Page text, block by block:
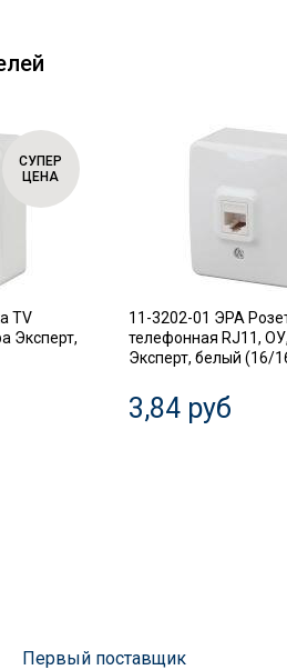
СУПЕР
ЦЕНА
TV
Эксперт,
11-3202-01 ЭРА
телефонная RJ11,
Эксперт, белый (16/
3,84 руб
Первый поставщик